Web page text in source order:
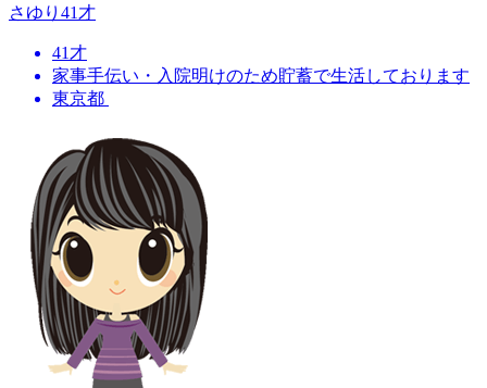
さゆり 41才
41才
家事手伝い・入院明けのため貯蓄で生活しております
東京都